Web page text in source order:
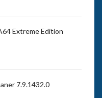
Extreme Edition
7.9.1432.0